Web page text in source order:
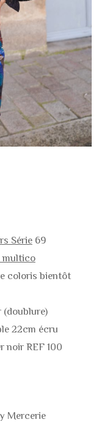
Série69
multico
coloris bientôt
(doublure)
22cm écru
noir REF 100
Mercerie